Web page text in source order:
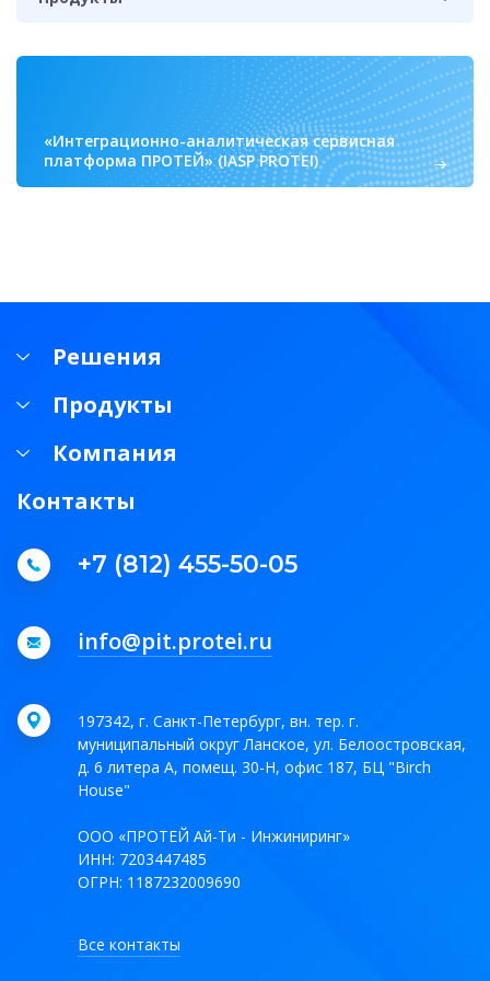
«Интеграционно-аналитическая сервисная
платформа ПРОТЕЙ» (IASP PROTEI)
Решения
Продукты
Компания
Контакты
+7 (812) 455-50-05
info@pit.protei.ru
197342, г. Санкт-Петербург, вн. тер. г.
муниципальный округ Ланское, ул. Белоостровская,
д. 6 литера А, помещ. 30-Н, офис 187, БЦ "Birch
House"
ООО «ПРОТЕЙ Ай-Ти - Инжиниринг»
ИНН: 7203447485
ОГРН: 1187232009690
Все контакты